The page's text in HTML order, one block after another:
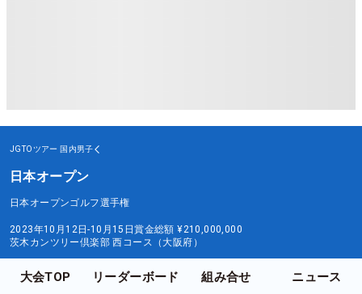
JGTOツアー 国内男子
日本オープン
日本オープンゴルフ選手権
2023年10月12日-10月15日賞金総額 ¥210,000,000
茨木カンツリー倶楽部 西コース（大阪府）
大会TOP リーダーボード 組み合せ ニュース